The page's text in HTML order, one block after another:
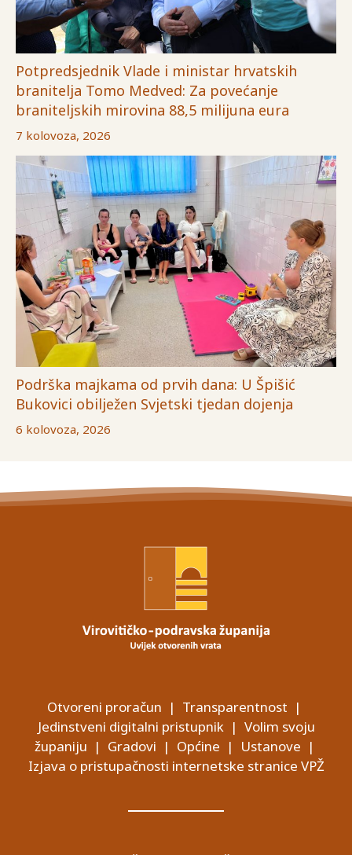
Potpredsjednik Vlade i ministar hrvatskih
branitelja Tomo Medved: Za povećanje
braniteljskih mirovina 88,5 milijuna eura
7 kolovoza, 2026
Podrška majkama od prvih dana: U Špišić
Bukovici obilježen Svjetski tjedan dojenja
6 kolovoza, 2026
Otvoreni proračun | Transparentnost |
Jedinstveni digitalni pristupnik| Volim svoju
županiju | Gradovi | Općine | Ustanove |
Izjava o pristupačnosti internetske stranice VPŽ